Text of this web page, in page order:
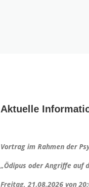
Aktuelle
Vortrag im Rahmen der
„Ödipus oder Angriffe auf
Freitag, 21.08.2026 von